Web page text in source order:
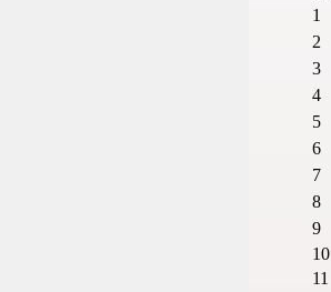
1
2
3
4
5
6
7
8
9
10
11